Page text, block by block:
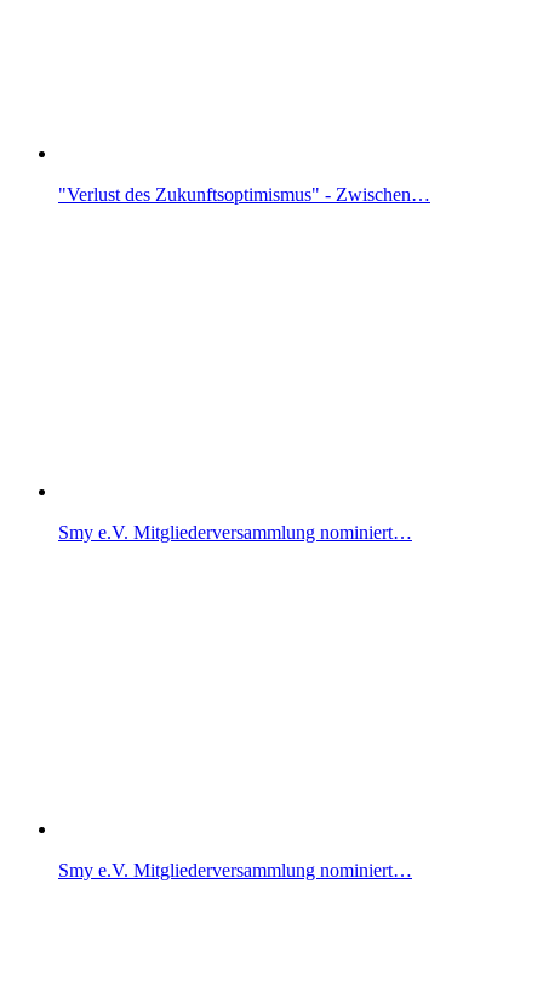
"Verlust des Zukunftsoptimismus" - Zwischen…
Smy e.V. Mitgliederversammlung nominiert…
Smy e.V. Mitgliederversammlung nominiert…